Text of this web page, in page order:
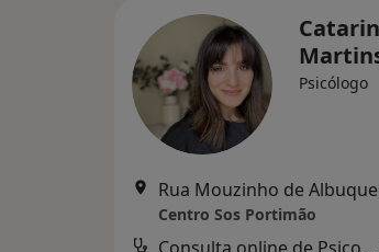
Psicólogo
Centro Sos Portimão